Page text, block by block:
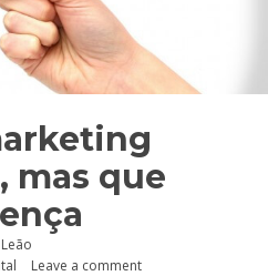
mas que
Leave a comment